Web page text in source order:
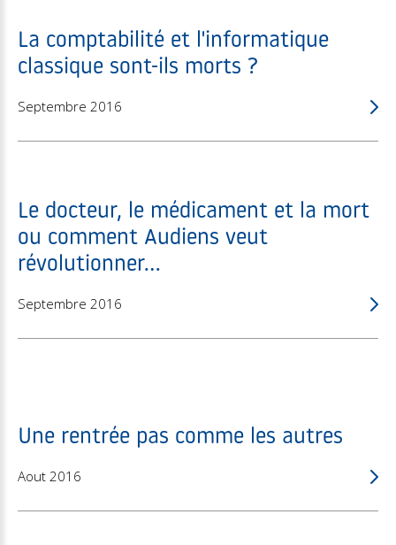
La comptabilité et l'informatique
classique sont-ils morts ?
Septembre 2016
Le docteur, le médicament et la mort
ou comment Audiens veut
révolutionner...
Septembre 2016
Une rentrée pas comme les autres
Aout 2016